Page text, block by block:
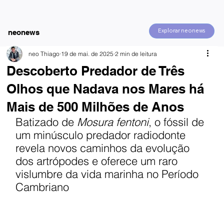
Explorar neonews
neonews
Descoberto Predador de Três
Olhos que Nadava nos Mares há
Mais de 500 Milhões de Anos
neo Thiago 19 de mai. de 2025 2 min de leitura
Batizado de Mosura fentoni, o fóssil de
um minúsculo predador radiodonte
revela novos caminhos da evolução
dos artrópodes e oferece um raro
vislumbre da vida marinha no Período
Cambriano